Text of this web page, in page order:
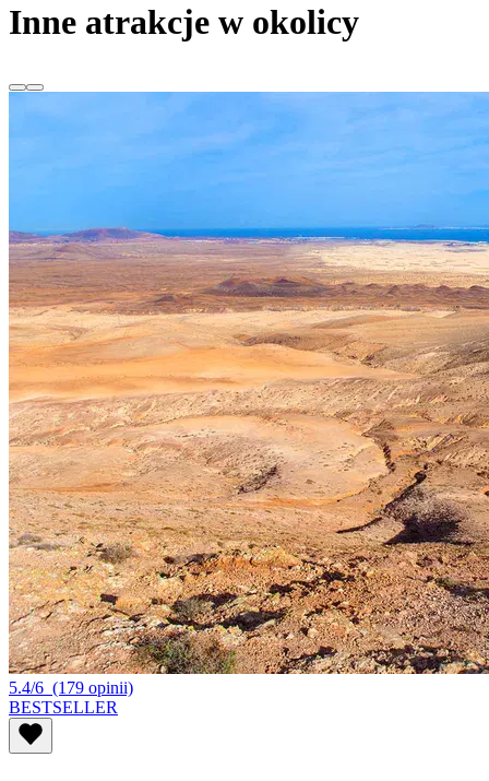
Inne atrakcje w okolicy
5.4/6 (179 opinii)
BESTSELLER